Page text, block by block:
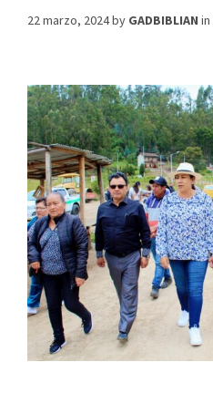
22 marzo, 2024by GADBIBLIAN in